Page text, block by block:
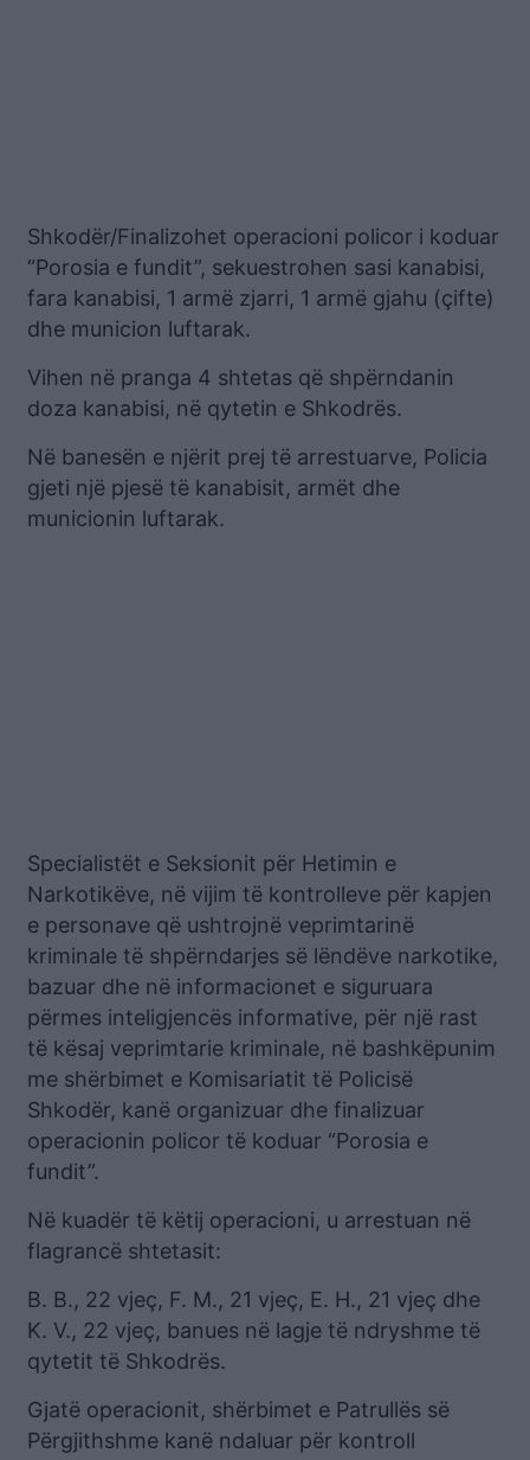
Shkodër/Finalizohet operacioni policor i koduar
“Porosia e fundit”, sekuestrohen sasi kanabisi,
fara kanabisi, 1 armë zjarri, 1 armë gjahu (çifte)
dhe municion luftarak.
Vihen në pranga 4 shtetas që shpërndanin
doza kanabisi, në qytetin e Shkodrës.
Në banesën e njërit prej të arrestuarve, Policia
gjeti një pjesë të kanabisit, armët dhe
municionin luftarak.
Specialistët e Seksionit për Hetimin e
Narkotikëve, në vijim të kontrolleve për kapjen
e personave që ushtrojnë veprimtarinë
kriminale të shpërndarjes së lëndëve narkotike,
bazuar dhe në informacionet e siguruara
përmes inteligjencës informative, për një rast
të kësaj veprimtarie kriminale, në bashkëpunim
me shërbimet e Komisariatit të Policisë
Shkodër, kanë organizuar dhe finalizuar
operacionin policor të koduar “Porosia e
fundit”.
Në kuadër të këtij operacioni, u arrestuan në
flagrancë shtetasit:
B. B., 22 vjeç, F. M., 21 vjeç, E. H., 21 vjeç dhe
K. V., 22 vjeç, banues në lagje të ndryshme të
qytetit të Shkodrës.
Gjatë operacionit, shërbimet e Patrullës së
Përgjithshme kanë ndaluar për kontroll